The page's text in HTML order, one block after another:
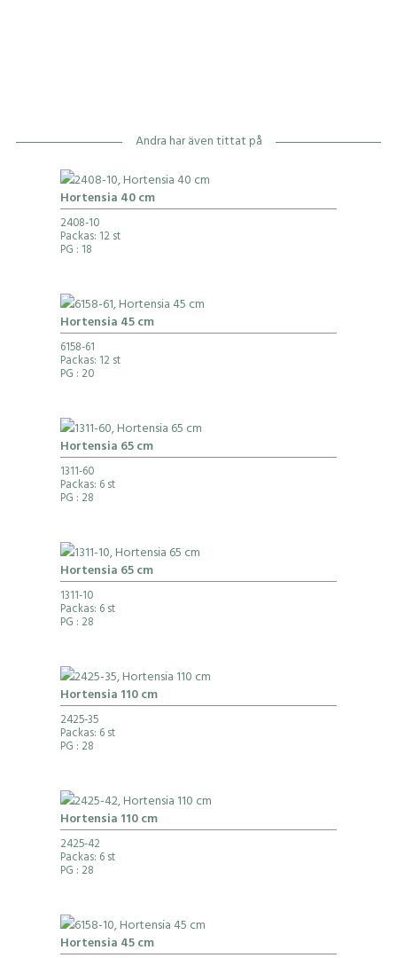
Andra har även tittat på
Hortensia 40 cm
2408-10
Packas: 12 st
PG : 18
Hortensia 45 cm
6158-61
Packas: 12 st
PG : 20
Hortensia 65 cm
1311-60
Packas: 6 st
PG : 28
Hortensia 65 cm
1311-10
Packas: 6 st
PG : 28
Hortensia 110 cm
2425-35
Packas: 6 st
PG : 28
Hortensia 110 cm
2425-42
Packas: 6 st
PG : 28
Hortensia 45 cm